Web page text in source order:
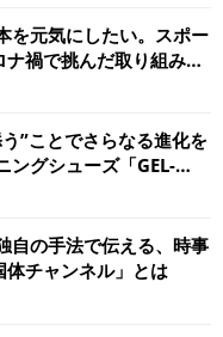
を元気にしたい。スポー
禍で挑んだ取り組みと
う”ことでさらなる進化を
ングシューズ「GEL-
と、走るのがもっと楽
自の手法で伝える、時事
チャンネル」とは